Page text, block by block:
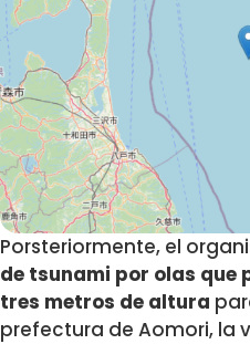
Porsteriormente, el
de tsunami por olas
tres metros de altura
prefectura de Aomori, la